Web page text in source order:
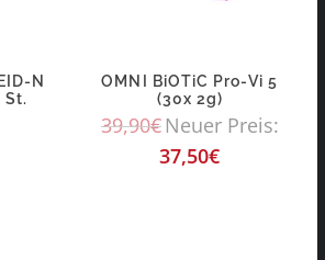
N
St.
OMNI BiOTiC Pro-Vi 5
(30x 2g)
39,90€Neuer Preis:
37,50€